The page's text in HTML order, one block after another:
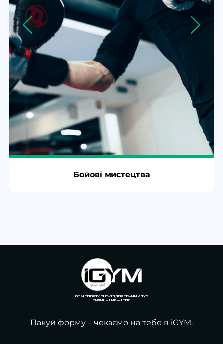
Бойові мистецтва
IGYM СПОРТИВНО-ОЗДОРОВЧИЙ КЛУБ
НОВОГО ПОКОЛІННЯ
Пакуй форму – чекаємо на тебе в iGYM.